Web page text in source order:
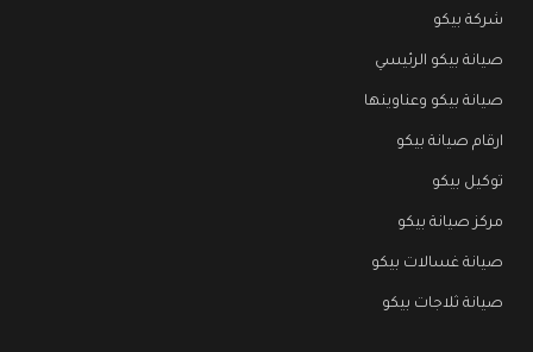
شركة بيكو
صيانة بيكو الرئيسي
صيانة بيكو وعناوينها
ارقام صيانة بيكو
توكيل بيكو
مركز صيانة بيكو
صيانة غسالات بيكو
صيانة ثلاجات بيكو